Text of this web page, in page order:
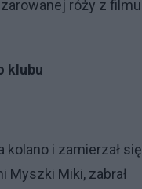
róży z filmu
klubu
i zamierzał się
Myszki Miki, zabrał